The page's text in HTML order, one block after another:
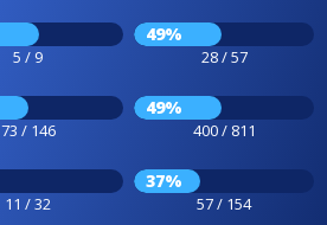
5 / 9
49%
28 / 57
73 / 146
49%
400 / 811
11 / 32
37%
57 / 154